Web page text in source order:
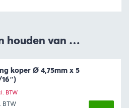
houden van …
koper Ø 4,75mm x 5
BTW
BTW